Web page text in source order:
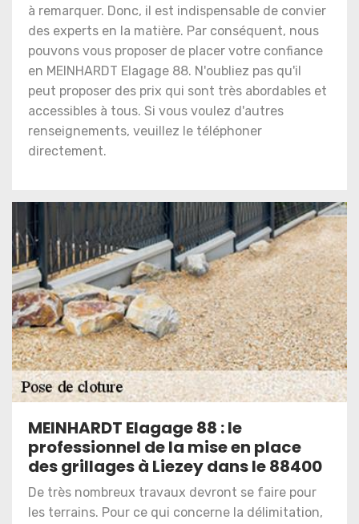
à remarquer. Donc, il est indispensable de convier
des experts en la matière. Par conséquent, nous
pouvons vous proposer de placer votre confiance
en MEINHARDT Elagage 88. N'oubliez pas qu'il
peut proposer des prix qui sont très abordables et
accessibles à tous. Si vous voulez d'autres
renseignements, veuillez le téléphoner
directement.
MEINHARDT Elagage 88 : le
professionnel de la mise en place
des grillages à Liezey dans le 88400
De très nombreux travaux devront se faire pour
les terrains. Pour ce qui concerne la délimitation,